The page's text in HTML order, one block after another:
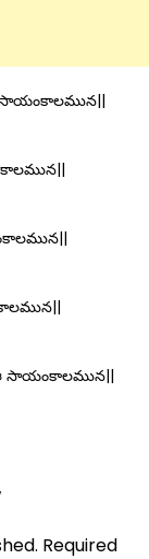
సాయంకాలమున||
Required